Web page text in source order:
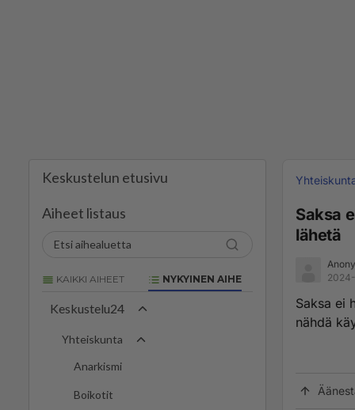
Keskustelun etusivu
Aiheet listaus
KAIKKI AIHEET NYKYINEN AIHE
Keskustelu24
Yhteiskunta
Anarkismi
Boikotit
Saksa
lähetä
Saksa ei
nähdä